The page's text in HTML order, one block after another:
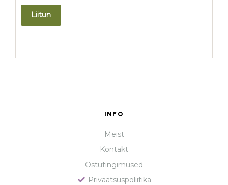
INFO
Meist
Kontakt
Ostutingimused
Privaatsuspoliitika